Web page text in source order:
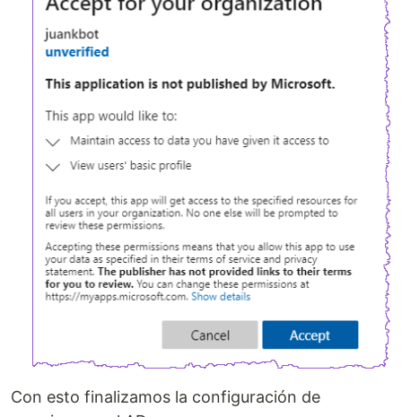
Con esto finalizamos la configuración de